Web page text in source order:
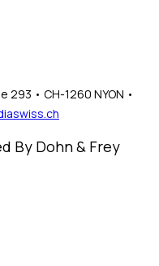
293 • CH-1260 NYON •
By Dohn & Frey